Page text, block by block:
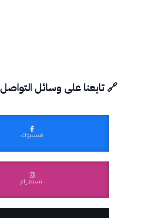
🔗 تابعنا على وسائل التواصل
فيسبوك
انستغرام